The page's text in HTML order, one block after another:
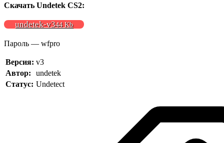
Скачать Undetek CS2:
undetek-v344 Kb
Пароль — wfpro
Версия: v3
Автор:
undetek
Статус: Undetect